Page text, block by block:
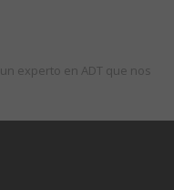
experto en ADT que nos